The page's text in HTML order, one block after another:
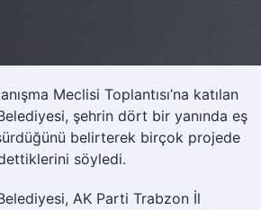
Meclisi Toplantısı’na katılan
şehrin dört bir yanında eş
sürdüğünü belirterek birçok projede
söyledi.
AK Parti Trabzon İl